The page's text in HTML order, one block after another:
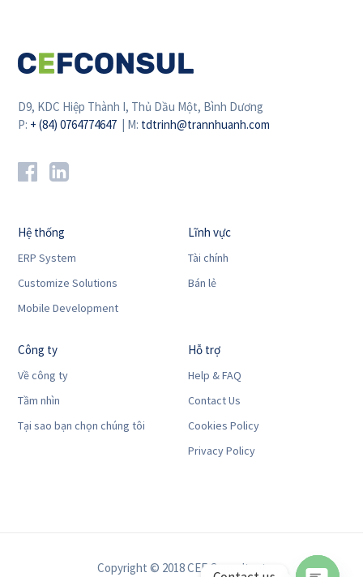
D9, KDC Hiệp Thành I, Thủ Dầu Một, Bình Dương
P: + (84) 0764774647 | M: tdtrinh@trannhuanh.com
Hệ thống
ERP System
Customize Solutions
Mobile Development
Lĩnh vực
Tài chính
Bán lẻ
Công ty
Về công ty
Tầm nhìn
Tại sao bạn chọn chúng tôi
Hỗ trợ
Help & FAQ
Contact Us
Cookies Policy
Privacy Policy
Copyright © 2018 CEF Consultant